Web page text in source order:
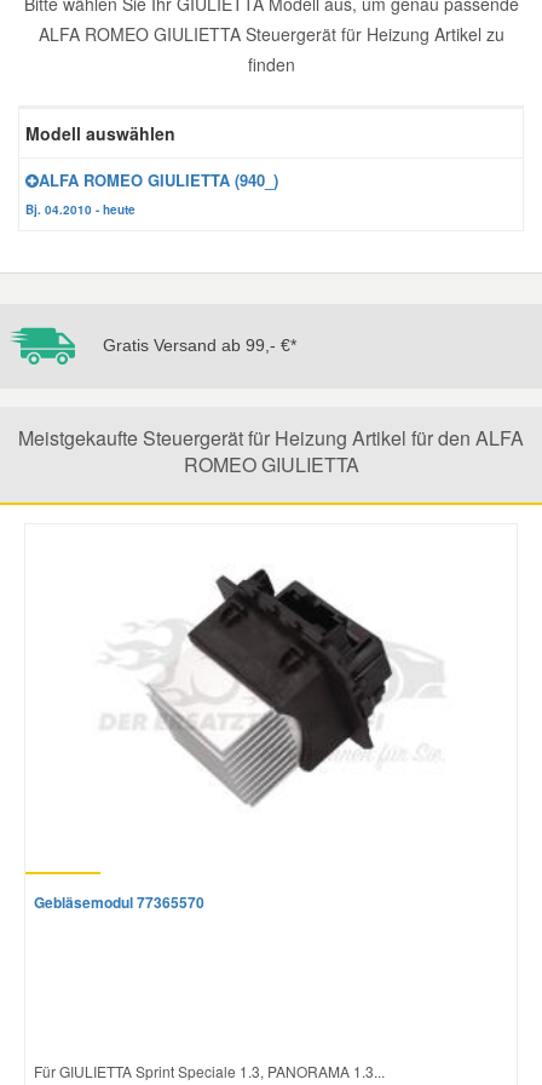
ALFA ROMEO GIULIETTA Steuergerät für Heizung Artikel zu
finden
Modell auswählen
ALFA ROMEO GIULIETTA (940_)
Bj. 04.2010 - heute
Gratis Versand ab 99,- €*
Meistgekaufte Steuergerät für Heizung Artikel für den ALFA
ROMEO GIULIETTA
Gebläsemodul 77365570
Für GIULIETTA Sprint Speciale 1.3, PANORAMA 1.3...
Reparatur-Zubehör
Schlüsselgehäuse
Winter-Autozubehör
Daewoo Ersatzteile
Dodge Ersatzteile
Kia Ersatzteile
Mercedes Ersatzteile
Mini Ersatzteile
Mitsubishi Ersatzteile
Nissan Ersatzteile
Skoda Ersatzteile